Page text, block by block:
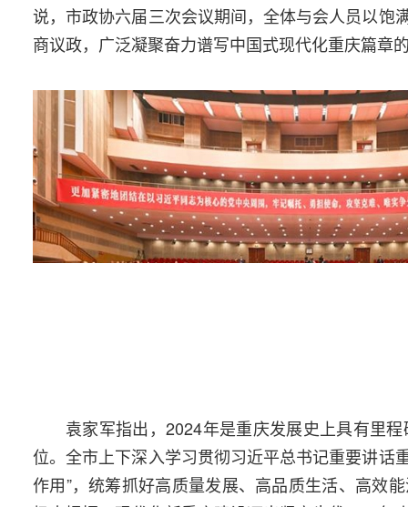
说，市政协六届三次会议期间，全体与会人员以饱
商议政，广泛凝聚奋力谱写中国式现代化重庆篇章
袁家军指出，2024年是重庆发展史上具有里
位。全市上下深入学习贯彻习近平总书记重要讲话
作用”，统筹抓好高质量发展、高品质生活、高效